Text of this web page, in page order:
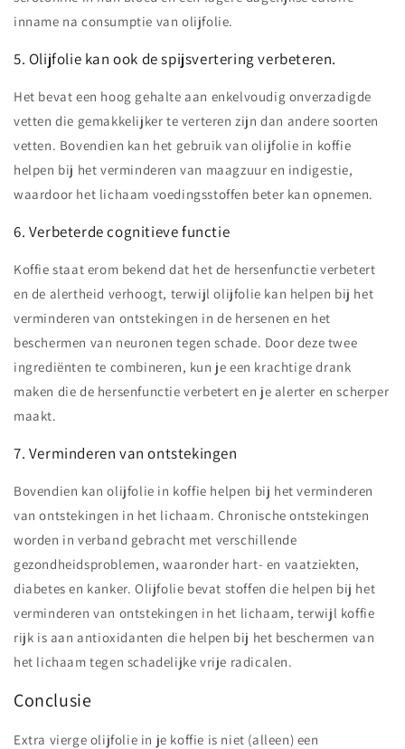
inname na consumptie van olijfolie.
5. Olijfolie kan ook de spijsvertering verbeteren.
Het bevat een hoog gehalte aan enkelvoudig onverzadigde
vetten die gemakkelijker te verteren zijn dan andere soorten
vetten. Bovendien kan het gebruik van olijfolie in koffie
helpen bij het verminderen van maagzuur en indigestie,
waardoor het lichaam voedingsstoffen beter kan opnemen.
6. Verbeterde cognitieve functie
Koffie staat erom bekend dat het de hersenfunctie verbetert
en de alertheid verhoogt, terwijl olijfolie kan helpen bij het
verminderen van ontstekingen in de hersenen en het
beschermen van neuronen tegen schade. Door deze twee
ingrediënten te combineren, kun je een krachtige drank
maken die de hersenfunctie verbetert en je alerter en scherper
maakt.
7. Verminderen van ontstekingen
Bovendien kan olijfolie in koffie helpen bij het verminderen
van ontstekingen in het lichaam. Chronische ontstekingen
worden in verband gebracht met verschillende
gezondheidsproblemen, waaronder hart- en vaatziekten,
diabetes en kanker. Olijfolie bevat stoffen die helpen bij het
verminderen van ontstekingen in het lichaam, terwijl koffie
rijk is aan antioxidanten die helpen bij het beschermen van
het lichaam tegen schadelijke vrije radicalen.
Conclusie
Extra vierge olijfolie in je koffie is niet (alleen) een